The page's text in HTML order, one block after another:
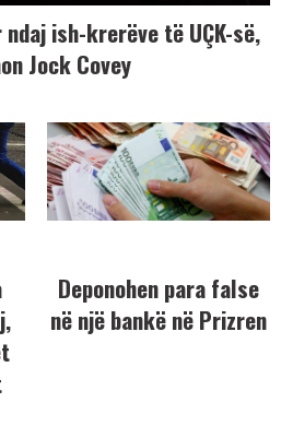
ish-krerëve të UÇK-së,
Jock Covey
Deponohen para false
në një bankë në Prizren